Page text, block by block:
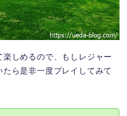
しめるので、もしレジャー
ら是非一度プレイしてみて